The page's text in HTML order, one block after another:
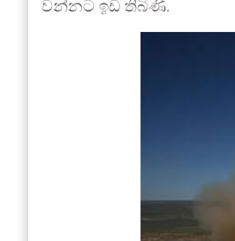
වන්නට ඉඩ තිබිණි.